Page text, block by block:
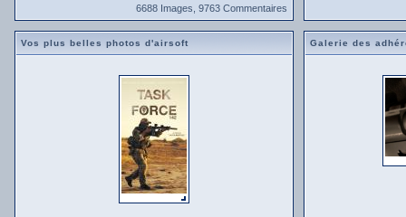
6688 Images, 9763 Commentaires
Vos plus belles photos d'airsoft Galerie des